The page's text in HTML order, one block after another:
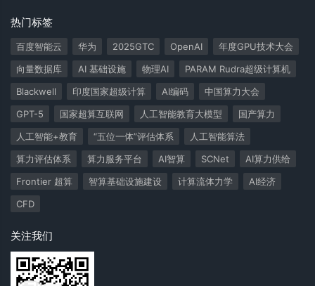
热门标签
百度智能云 华为 2025GTC OpenAI
年度GPU技术大会
向量数据库
AI 基础设施 物理AI
PARAM Rudra超级计算机
Blackwell
印度国家超级计算 AI编码
中国算力大会
GPT-5
国家超算互联网 人工智能教育大模型
国产算力
人工智能+教育
“五位一体”评估体系
人工智能算法
算力评估体系
算力服务平台 AI智算 SCNet
AI算力供给
Frontier 超算
智算基础设施建设 计算流体力学
AI经济
CFD
关注我们